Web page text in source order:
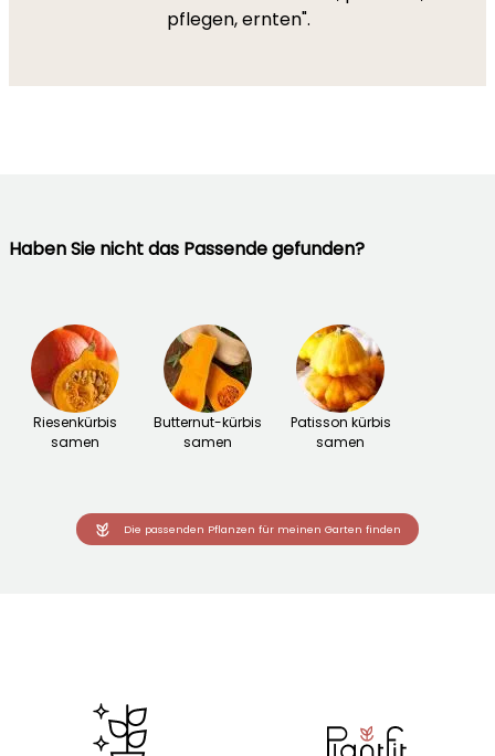
pflegen, ernten".
Haben Sie nicht das Passende gefunden?
Riesenkürbis
samen
Butternut-kürbis
samen
Patisson kürbis
samen
Die passenden Pflanzen für meinen Garten finden